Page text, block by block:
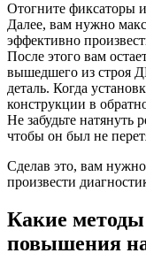
Отогните фиксаторы
Далее, вам нужно
эффективно
После этого вам
вышедшего из строя
деталь. Когда
конструкции в
Не забудьте натянуть
чтобы он был не
Сделав это, вам нужно
произвести
Какие
повышения